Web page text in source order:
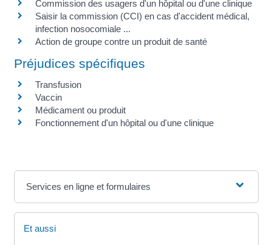
Commission des usagers d'un hôpital ou d'une clinique
Saisir la commission (CCI) en cas d'accident médical,
infection nosocomiale ...
Action de groupe contre un produit de santé
Préjudices spécifiques
Transfusion
Vaccin
Médicament ou produit
Fonctionnement d'un hôpital ou d'une clinique
Services en ligne et formulaires
Et aussi